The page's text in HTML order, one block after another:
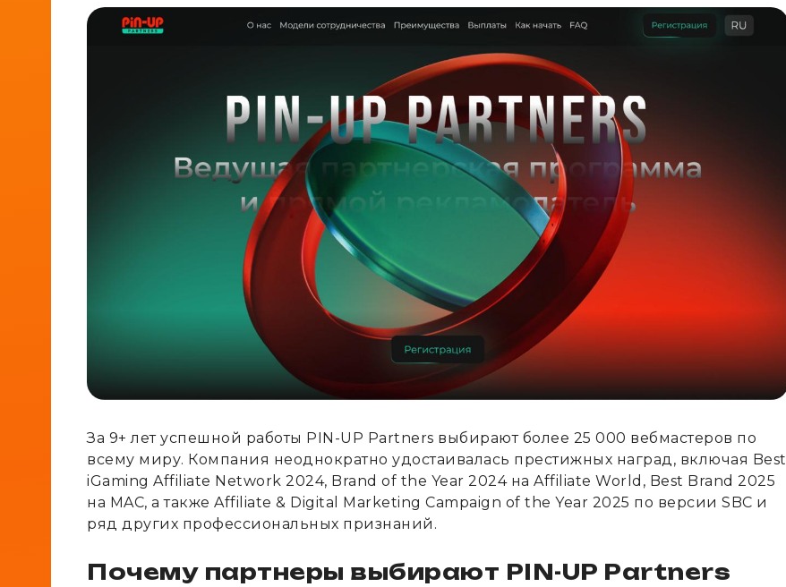
За 9+ лет успешной работы PIN-UP Partners выбирают более 25 000 вебмастеров по
всему миру. Компания неоднократно удостаивалась престижных наград, включая Best
iGaming Affiliate Network 2024, Brand of the Year 2024 на Affiliate World, Best Brand 2025
на MAC, а также Affiliate & Digital Marketing Campaign of the Year 2025 по версии SBC и
ряд других профессиональных признаний.
Почему партнеры выбирают PIN-UP Partners